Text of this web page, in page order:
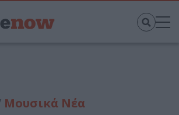
Μουσικά Νέα